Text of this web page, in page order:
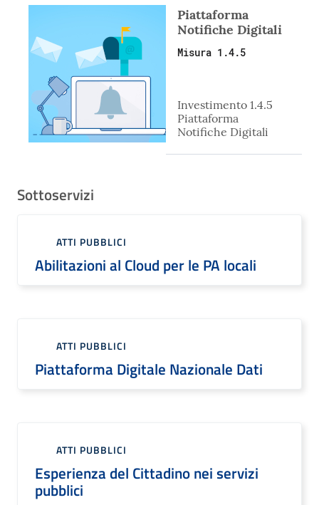
Piattaforma
Notifiche Digitali
Misura 1.4.5
Investimento 1.4.5
Piattaforma
Notifiche Digitali
Sottoservizi
ATTI PUBBLICI
Abilitazioni al Cloud per le PA locali
ATTI PUBBLICI
Piattaforma Digitale Nazionale Dati
ATTI PUBBLICI
Esperienza del Cittadino nei servizi
pubblici